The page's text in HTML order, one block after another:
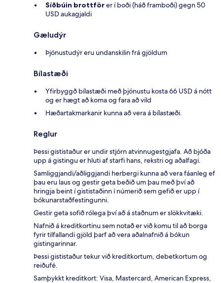
Síðbúin brottförer í boði (háð framboði) gegn 50
USD aukagjaldi
Gæludýr
Þjónustudýr eru undanskilin frá gjöldum
Bílastæði
Yfirbyggð bílastæði með þjónustu kosta 66 USD á nótt
og er hægt að koma og fara að vild
Hæðartakmarkanir kunna að vera á bílastæði.
Reglur
Þessi gististaður er undir stjórn atvinnugestgjafa. Að bjóða
upp á gistingu er hluti af starfi hans, rekstri og aðalfagi.
Samliggjandi/aðliggjandi herbergi kunna að vera fáanleg ef
þau eru laus og gestir geta beðið um þau með því að
hringja beint í gististaðinn í númerið sem gefið er upp í
bókunarstaðfestingunni.
Gestir geta sofið rólega því að á staðnum er slökkvitæki.
Nafnið á kreditkortinu sem notað er við komu til að borga
fyrir tilfallandi gjöld þarf að vera aðalnafnið á bókun
gistingarinnar.
Þessi gististaður tekur við kreditkortum, debetkortum og
reiðufé.
Samþykkt kreditkort: Visa, Mastercard, American Express,